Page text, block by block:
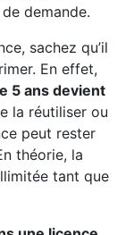
demande.
sachez qu’il
En effet,
5 ans devient
la réutiliser ou
peut rester
théorie, la
tant que